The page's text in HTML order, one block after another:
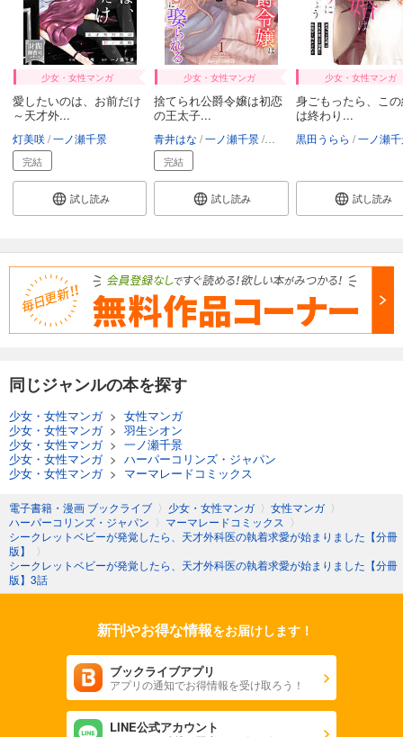
少女・女性マンガ
愛したいのは、お前だけ
～天才外...
灯美咲 一ノ瀬千景
完結
試し読み
少女・女性マンガ
捨てられ公爵令嬢は初恋
の王太子...
青井はな 一ノ瀬千景 琴ふづき
完結
試し読み
少女・女性マンガ
身ごもったら、こ
は終わり...
黒田うらら 一ノ瀬
試し読み
同じジャンルの本を探す
少女・女性マンガ> 女性マンガ
少女・女性マンガ> 羽生シオン
少女・女性マンガ> 一ノ瀬千景
少女・女性マンガ> ハーパーコリンズ・ジャパン
少女・女性マンガ> マーマレードコミックス
電子書籍・漫画 ブックライブ 〉 少女・女性マンガ 〉 女性マンガ 〉
ハーパーコリンズ・ジャパン 〉 マーマレードコミックス 〉
シークレットベビーが発覚したら、天才外科医の執着求愛が始まりました【分冊
版】
〉
シークレットベビーが発覚したら、天才外科医の執着求愛が始まりました【分冊
版】3話
新刊やお得な情報をお届けします！
ブックライブアプリ
アプリの通知でお得情報を受け取ろう！
LINE公式アカウント